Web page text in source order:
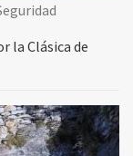
la Clásica de